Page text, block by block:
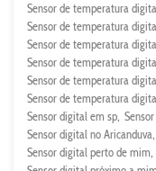
Sensor de temperatura
Sensor de temperatura
Sensor de temperatura
Sensor de temperatura
Sensor de temperatura
Sensor de temperatura
Sensor digital em sp
Sensor digital no Aricanduva
Sensor digital perto de mim